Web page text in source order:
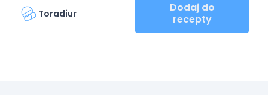
Toradiur
Dodaj do
recepty